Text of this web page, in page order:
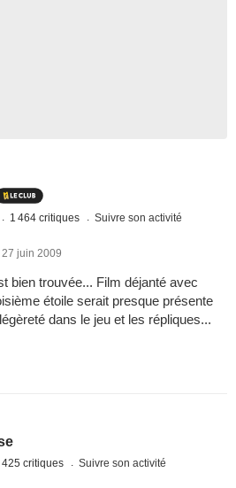
1 464 critiques Suivre son activité
juin 2009
bien trouvée... Film déjanté avec
étoile serait presque présente
dans le jeu et les répliques...
425 critiques Suivre son activité